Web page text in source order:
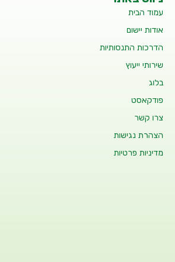
עמוד הבית
אודות יישום
הדרכות התנסותיות
שירותי ייעוץ
בלוג
פודקאסט
צרו קשר
הצהרת נגישות
מדיניות פרטיות